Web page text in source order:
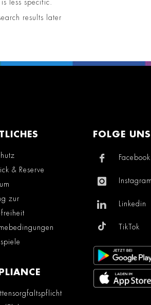
less specific.
results later
& Reserve
zur
FOLGE
Facebook
Instagram
Linkedin
TikTok